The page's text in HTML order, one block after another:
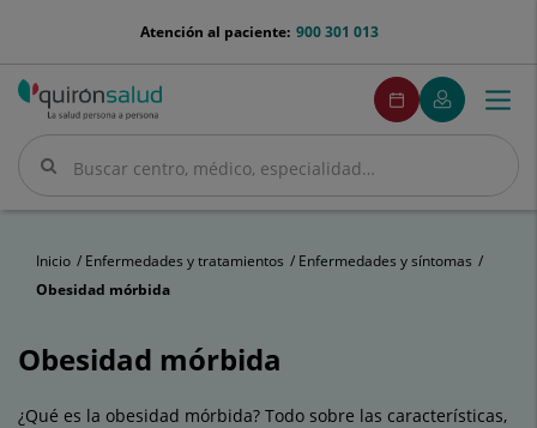
menu-
900 301 013
Atención al paciente:
Buscar
Buscar
menuPedirCita
Pedir
cita
Mi
Quirónsalud
Menú
Inicio Enfermedades y tratamientos
Enfermedades y síntomas
Obesidad mórbida
Obesidad mórbida
¿Qué es la obesidad mórbida? Todo sobre las características,